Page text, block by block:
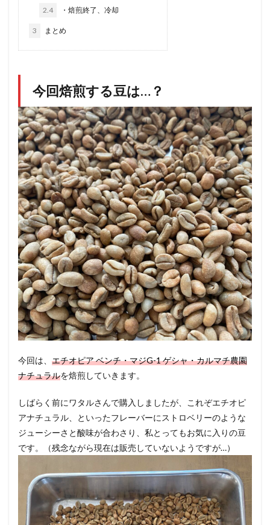
2.4 ・焙煎終了、冷却
3 まとめ
今回焙煎する豆は…？
今回は、 エチオピア ベンチ・マジG-1 ゲシャ・カルマチ農園
ナチュラルを焙煎していきます。
しばらく前にワタルさんで購入しましたが、これぞエチオピ
アナチュラル、といったフレーバーにストロベリーのような
ジューシーさと酸味が合わさり、私とってもお気に入りの豆
です。（残念ながら現在は販売していないようですが…）